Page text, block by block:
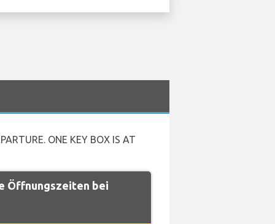
ONE KEY BOX IS AT
Öffnungszeiten bei